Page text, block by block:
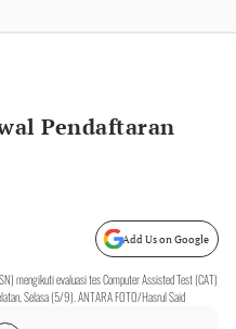
Pendaftaran
Add Us on Google
mengikuti evaluasi tes Computer Assisted Test (CAT)
Selasa (5/9). ANTARA FOTO/Hasrul Said